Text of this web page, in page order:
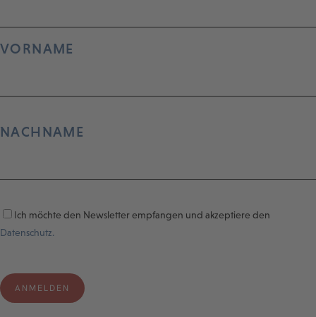
VORNAME
NACHNAME
Ich möchte den Newsletter empfangen und akzeptiere den
Datenschutz.